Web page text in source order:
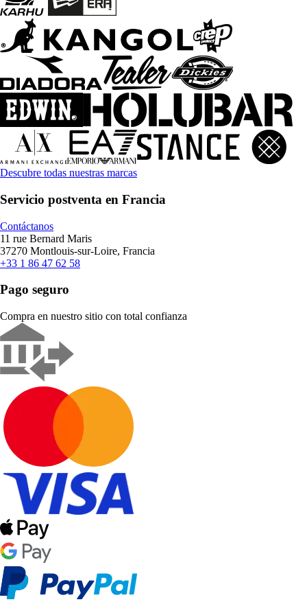
Descubre todas nuestras marcas
Servicio postventa en Francia
Contáctanos
11 rue Bernard Maris
37270 Montlouis-sur-Loire, Francia
+33 1 86 47 62 58
Pago seguro
Compra en nuestro sitio con total confianza